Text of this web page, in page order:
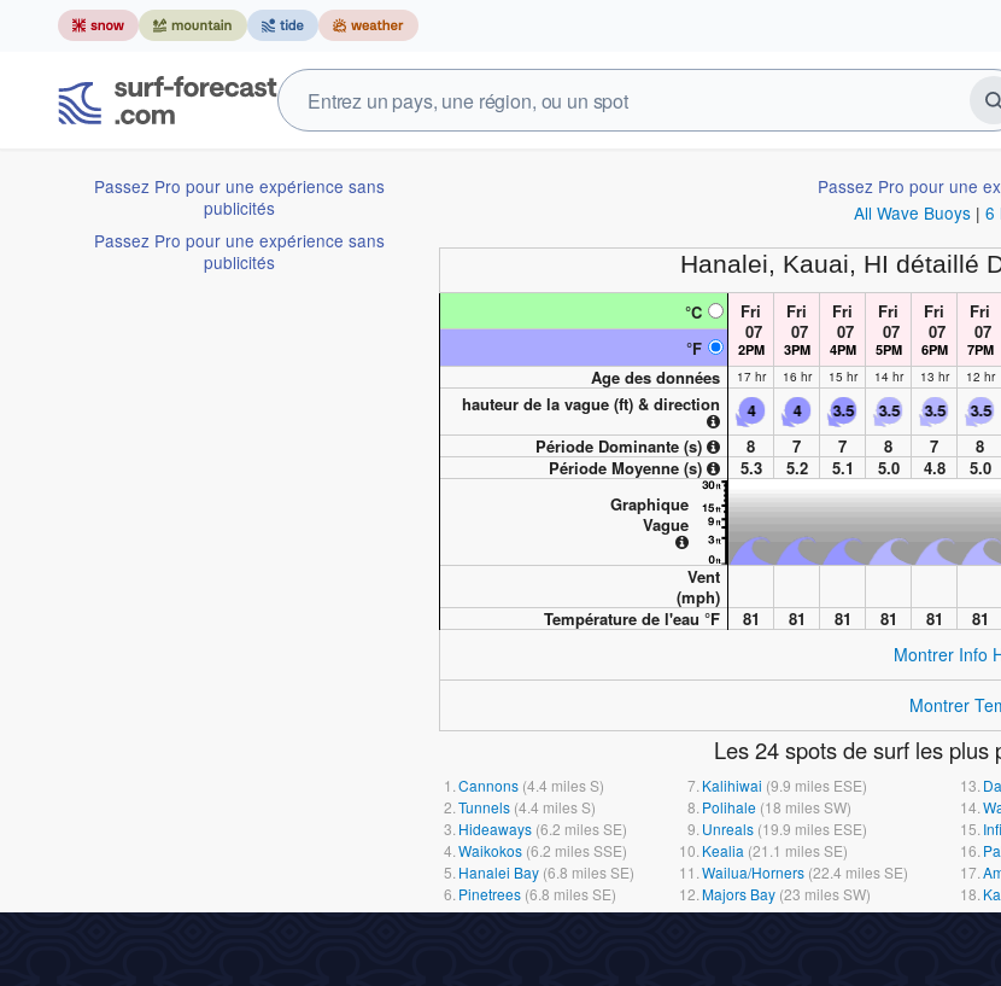
Passez Pro pour une expérience sans
publicités
Passez Pro pour une expérience sans
publicités
Passez Pro pour une
All Wave Buoys| 6
Hanalei, Kauai, HI détaillé
°C
Fri
07
2PM
Fri
07
3PM
Fri
07
4PM
Fri
07
5PM
Fri
07
6PM
Fri
07
7PM
°F
Age des données
17 hr 16 hr 15 hr 14 hr 13 hr 12 hr
hauteur de la vague (ft) & direction
Période Dominante (s)
8 7 7 8 7 8
Période Moyenne (s)
5.3 5.2 5.1 5.0 4.8 5.0
Graphique
Vague
Vent
(mph)
Température de l'eau °F 81 81 81 81 81 81
Montrer Info
Montrer
Les 24 spots de surf les plus
1. Cannons (4.4 milesS) 7. Kalihiwai (9.9 miles ESE) 13.
2. Tunnels (4.4 milesS) 8. Polihale (18 milesSW) 14.
3. Hideaways (6.2 milesSE) 9. Unreals (19.9 miles ESE) 15.
4. Waikokos (6.2 milesSSE) 10. Kealia (21.1 milesSE) 16.
5. Hanalei Bay (6.8 milesSE) 11. Wailua/Horners (22.4 milesSE) 17.
6. Pinetrees (6.8 milesSE) 12. Majors Bay (23 milesSW) 18.